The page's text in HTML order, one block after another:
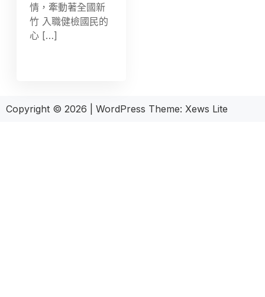
情，牽動著全國新
竹 入職健檢國民的
心 […]
Copyright © 2026 WordPress Theme: Xews Lite